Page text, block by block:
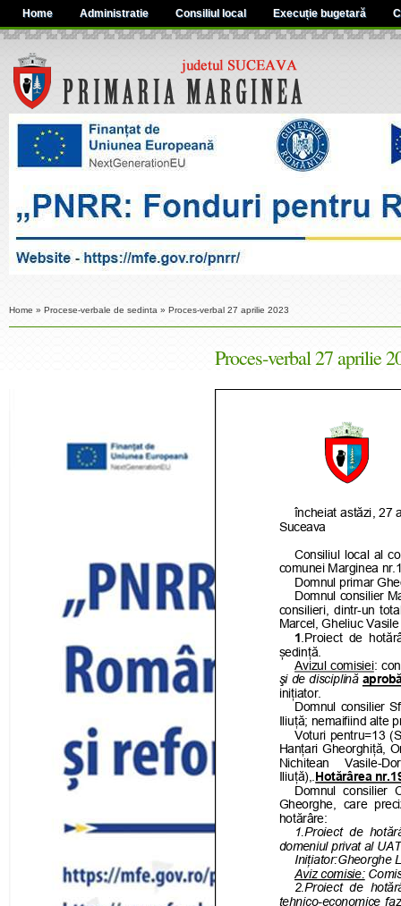
Home Administratie Consiliul local Execuție bugetară
Home » Procese-verbale de sedinta » Proces-verbal 27 aprilie 2023
Proces-verbal 27 aprilie